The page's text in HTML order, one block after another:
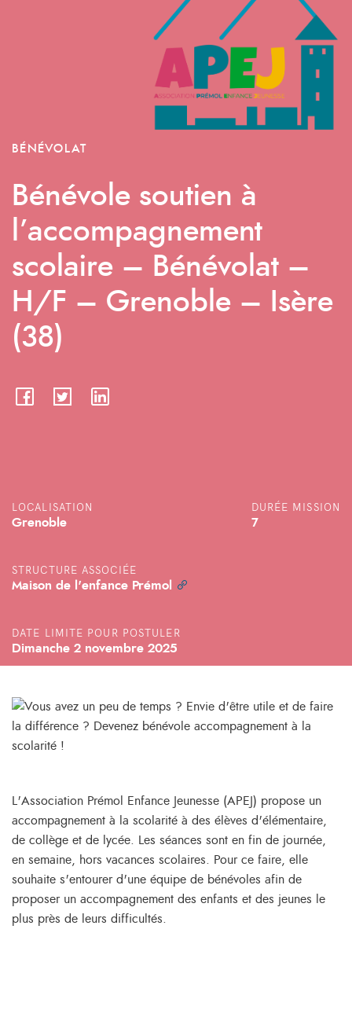
BÉNÉVOLAT
Bénévole soutien à
l’accompagnement
scolaire – Bénévolat –
H/F – Grenoble – Isère
(38)
LOCALISATION
Grenoble
DURÉE MISSION
7
STRUCTURE ASSOCIÉE
Maison de l'enfance Prémol
DATE LIMITE POUR POSTULER
Dimanche 2 novembre 2025
L'Association Prémol Enfance Jeunesse (APEJ) propose un
accompagnement à la scolarité à des élèves d'élémentaire,
de collège et de lycée. Les séances sont en fin de journée,
en semaine, hors vacances scolaires. Pour ce faire, elle
souhaite s'entourer d'une équipe de bénévoles afin de
proposer un accompagnement des enfants et des jeunes le
plus près de leurs difficultés.